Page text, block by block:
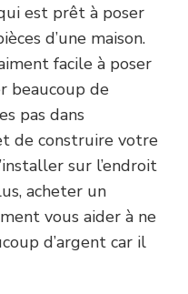
est prêt à poser
d’une maison.
facile à poser
beaucoup de
pas dans
de construire votre
sur l’endroit
acheter un
vous aider à ne
d’argent car il